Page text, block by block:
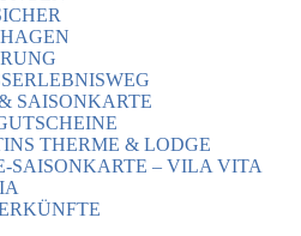
SAISONKARTE
THERME & LODGE
SAISONKARTE – VILA VITA